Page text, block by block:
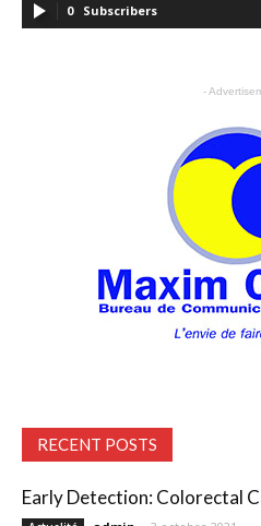
0 Subscribers
-
RECENT POSTS
Early Detection: Colorectal